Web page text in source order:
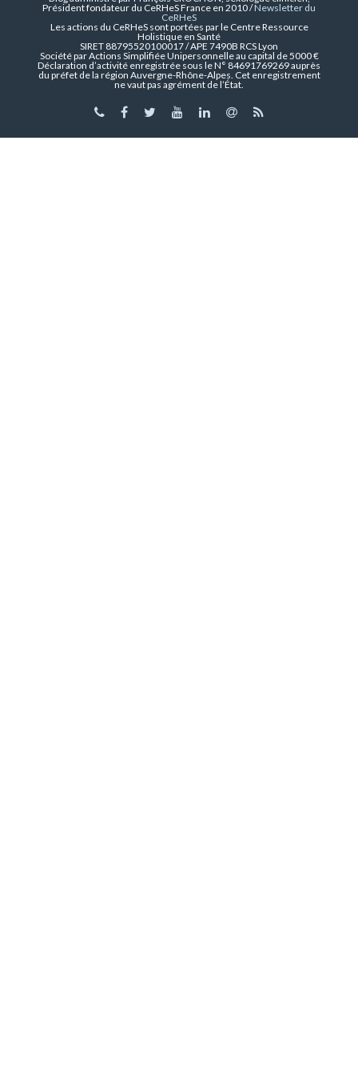
Président fondateur du CeRHeS France en 2010 /Newsletter du
CeRHeS
Les actions du CeRHeS sont portées par le Centre Ressource
Holistique en Santé
SIRET 88795520100017 / APE 7490B RCS Lyon
Société par Actions Simplifiée Unipersonnelle au capital de 5000 €
Déclaration d’activité enregistrée sous le N° 84691769269 auprès
du préfet de la région Auvergne-Rhône-Alpes. Cet enregistrement
ne vaut pas agrément de l’État.